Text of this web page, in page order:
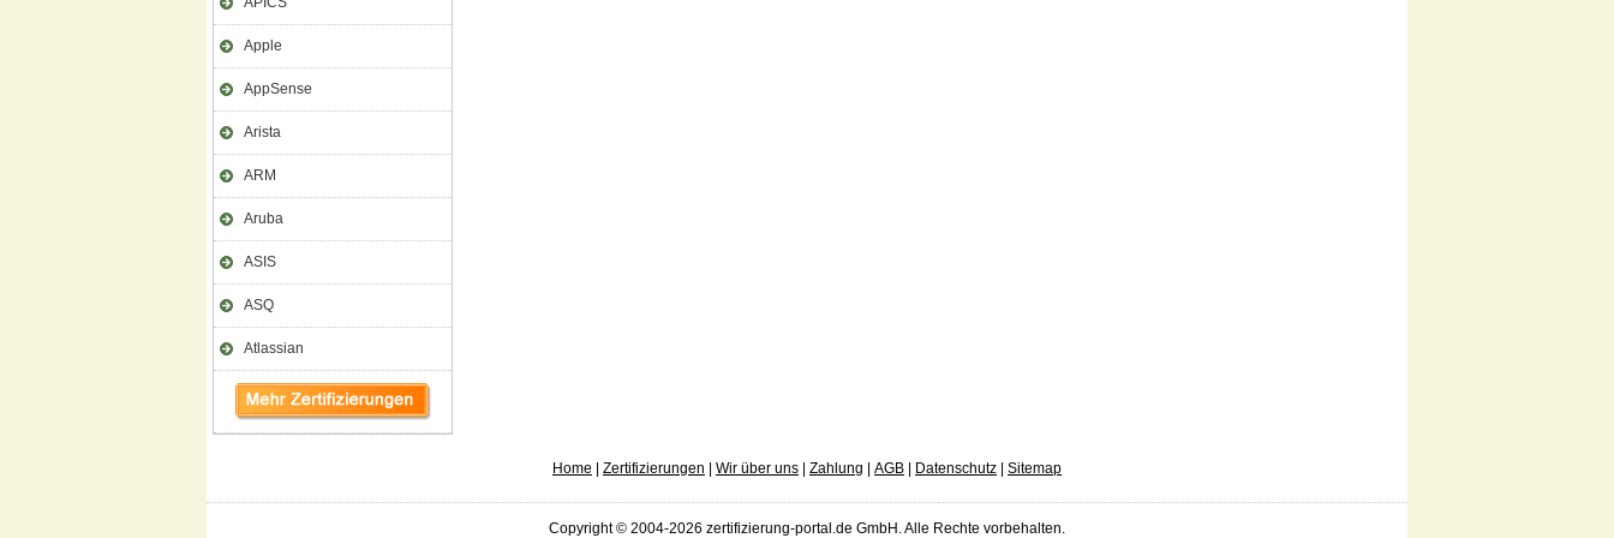
Apple
AppSense
Arista
ARM
Aruba
ASIS
ASQ
Atlassian
Home Zertifizierungen Wir über uns Zahlung AGB Datenschutz Sitemap
Copyright © 2004-2026 zertifizierung-portal.de GmbH. Alle Rechte vorbehalten.